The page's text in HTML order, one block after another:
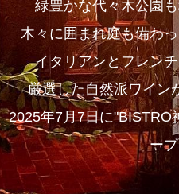
緑豊かな代々木公園
木々に囲まれ庭も備わ
イタリアンとフレン
厳選した自然派ワイン
2025年7月7日に"BISTRO
ー